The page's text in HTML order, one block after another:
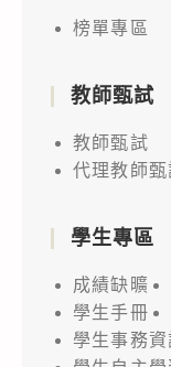
榜單專區
教師甄試
教師甄試
代理教師甄
學生專區
成績缺曠
學生手冊
學生事務資